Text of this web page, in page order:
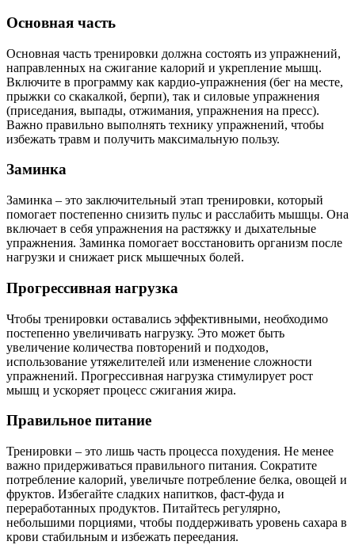
Основная часть
Основная часть тренировки должна состоять из упражнений,
направленных на сжигание калорий и укрепление мышц.
Включите в программу как кардио-упражнения (бег на месте,
прыжки со скакалкой, берпи), так и силовые упражнения
(приседания, выпады, отжимания, упражнения на пресс).
Важно правильно выполнять технику упражнений, чтобы
избежать травм и получить максимальную пользу.
Заминка
Заминка – это заключительный этап тренировки, который
помогает постепенно снизить пульс и расслабить мышцы. Она
включает в себя упражнения на растяжку и дыхательные
упражнения. Заминка помогает восстановить организм после
нагрузки и снижает риск мышечных болей.
Прогрессивная нагрузка
Чтобы тренировки оставались эффективными, необходимо
постепенно увеличивать нагрузку. Это может быть
увеличение количества повторений и подходов,
использование утяжелителей или изменение сложности
упражнений. Прогрессивная нагрузка стимулирует рост
мышц и ускоряет процесс сжигания жира.
Правильное питание
Тренировки – это лишь часть процесса похудения. Не менее
важно придерживаться правильного питания. Сократите
потребление калорий, увеличьте потребление белка, овощей и
фруктов. Избегайте сладких напитков, фаст-фуда и
переработанных продуктов. Питайтесь регулярно,
небольшими порциями, чтобы поддерживать уровень сахара в
крови стабильным и избежать переедания.